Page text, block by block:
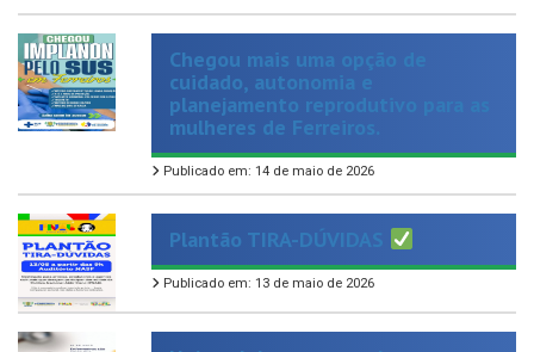
Chegou mais uma opção de
cuidado, autonomia e
planejamento reprodutivo para as
mulheres de Ferreiros.
Publicado em: 14 de maio de 2026
Plantão TIRA-DÚVIDAS
Publicado em: 13 de maio de 2026
Hoje celebramos aqueles que
dedicam suas vidas ao cuidado, à